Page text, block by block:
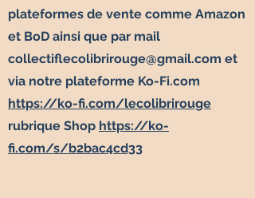
plateformes de vente comme Amazon
et BoD ainsi que par mail
collectiflecolibrirouge@gmail.com et
via notre plateforme Ko-Fi.com
https://ko-fi.com/lecolibrirouge
rubrique Shop https://ko-
fi.com/s/b2bac4cd33